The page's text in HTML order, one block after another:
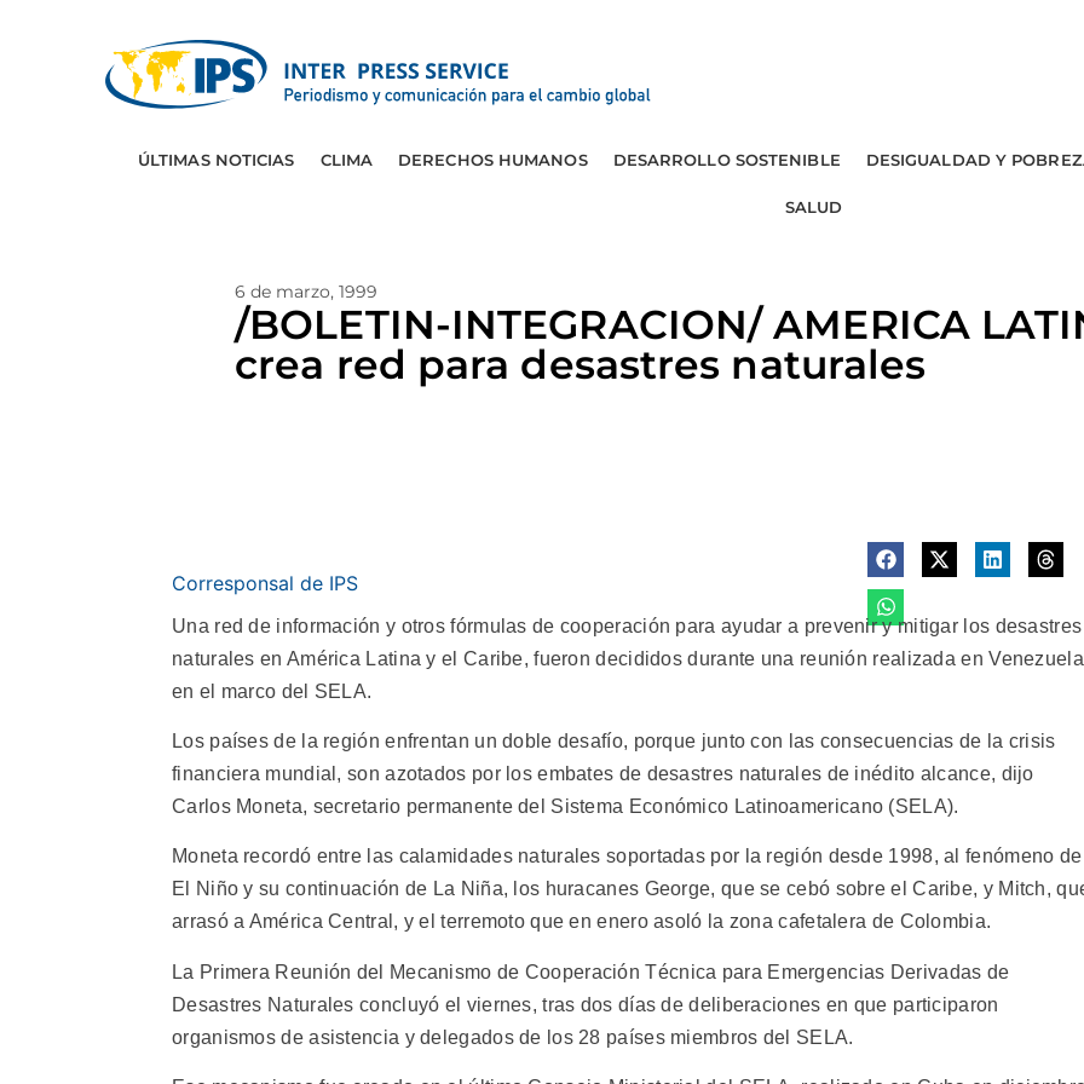
ÚLTIMAS NOTICIAS CLIMA DERECHOS HUMANOS DESARROLLO SOSTENIBLE DESIGUALDAD Y
SALUD
6 de marzo, 1999
/BOLETIN-INTEGRACION/ AMERICA
crea red para desastres naturales
Corresponsal de IPS
Una red de información y otros fórmulas de cooperación para ayudar a prevenir y mitigar los desastres
naturales en América Latina y el Caribe, fueron decididos durante una reunión realizada en
en el marco del SELA.
Los países de la región enfrentan un doble desafío, porque junto con las consecuencias de la crisis
financiera mundial, son azotados por los embates de desastres naturales de inédito alcance, dijo
Carlos Moneta, secretario permanente del Sistema Económico Latinoamericano (SELA).
Moneta recordó entre las calamidades naturales soportadas por la región desde 1998, al fenómeno de
El Niño y su continuación de La Niña, los huracanes George, que se cebó sobre el Caribe, y Mitch,
arrasó a América Central, y el terremoto que en enero asoló la zona cafetalera de Colombia.
La Primera Reunión del Mecanismo de Cooperación Técnica para Emergencias Derivadas de
Desastres Naturales concluyó el viernes, tras dos días de deliberaciones en que participaron
organismos de asistencia y delegados de los 28 países miembros del SELA.